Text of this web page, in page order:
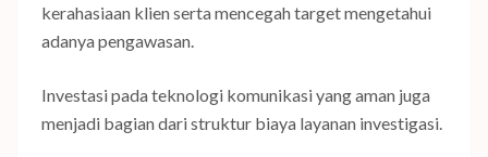
kerahasiaan klien serta mencegah target mengetahui
adanya pengawasan.
Investasi pada teknologi komunikasi yang aman juga
menjadi bagian dari struktur biaya layanan investigasi.